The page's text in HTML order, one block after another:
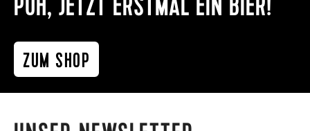
ZUM SHOP